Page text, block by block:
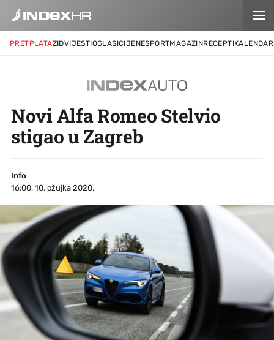
PRETPLATAZIDVIJESTIOGLASICIJENESPORTMAGAZINRECEPTIKALENDAR
Novi Alfa Romeo Stelvio
stigao u Zagreb
Info
16:00, 10. ožujka 2020.